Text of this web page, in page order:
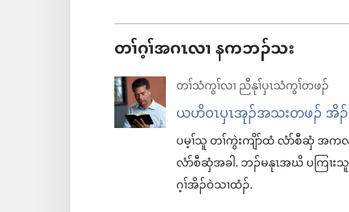
မူ
တၢ်ဂ့ၢ်အဂၤလၢ နကဘၣ်သး
တၢ်သံကွၢ်လၢ ညီနုၢ်ပှၤသံကွၢ်တဖၣ်
ယဟိဝၤပှၤအုၣ်အသးတဖၣ် အိ
ပမ့ၢ်သူ တၢ်ကွဲးကျိာ်ထံ လံာ်စီဆှံ အက
လံာ်စီဆှံအခါ. ဘၣ်မနုၤအဃိ ပကြၢးသူ
ဂ့ၢ်အိၣ်ဝဲသၢထံၣ်.